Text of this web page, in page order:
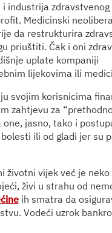
industrija zdravstvenog
Medicinski
da restrukturira
priuštiti. Čak i oni
uplate kompaniji
lijekovima ili
svojim korisnicima
zahtjevu za
jasno, tako i
ili od gladi jer su
životni vijek već je
živi u strahu od
ih smatra da
Vodeći uzrok